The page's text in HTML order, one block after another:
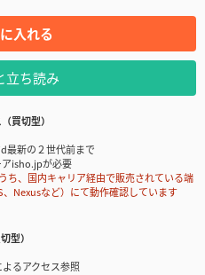
入れる
立ち読み
買切型）
最新の２世代前まで
isho.jpが必要
、国内キャリア経由で販売されている端
、Nexusなど）にて動作確認しています
型）
るアクセス参照